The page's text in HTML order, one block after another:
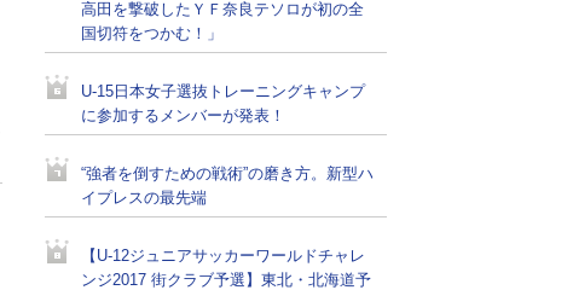
高田を撃破したＹＦ奈良テソロが初の全
国切符をつかむ！」
U-15日本女子選抜トレーニングキャンプ
に参加するメンバーが発表！
“強者を倒すための戦術”の磨き方。新型ハ
イプレスの最先端
【U-12ジュニアサッカーワールドチャレ
ンジ2017 街クラブ予選】東北・北海道予